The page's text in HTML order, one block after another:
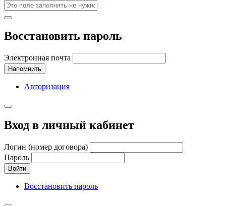
Восстановить пароль
Электронная почта
Напомнить
Авторизация
Вход в личный кабинет
Логин (номер договора)
Пароль
Войти
Восстановить пароль